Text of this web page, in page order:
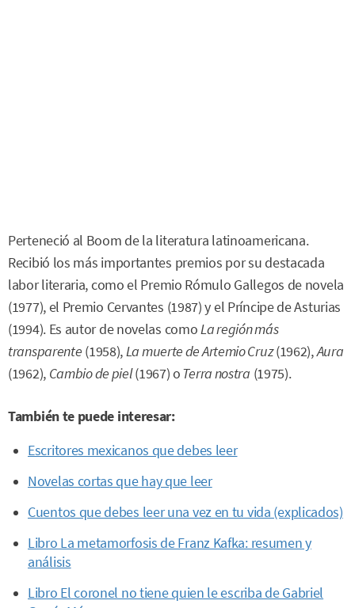
Perteneció al Boom de la literatura latinoamericana.
Recibió los más importantes premios por su destacada
labor literaria, como el Premio Rómulo Gallegos de novela
(1977), el Premio Cervantes (1987) y el Príncipe de Asturias
(1994). Es autor de novelas comoLa región más
transparente (1958),La muerte de Artemio Cruz(1962),Aura
(1962), Cambio de piel(1967) oTerra nostra (1975).
También te puede interesar:
Escritores mexicanos que debes leer
Novelas cortas que hay que leer
Cuentos que debes leer una vez en tu vida (explicados)
Libro La metamorfosis de Franz Kafka: resumen y
análisis
Libro El coronel no tiene quien le escriba de Gabriel